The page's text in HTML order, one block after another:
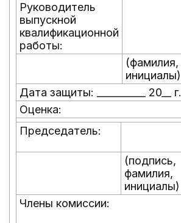
Руководитель
выпускной
квалификационной
работы:
(фамилия,
инициалы)
Дата защиты: __________ 20__ г.
Оценка:
Председатель:
(подпись,
фамилия,
инициалы)
Члены комиссии: